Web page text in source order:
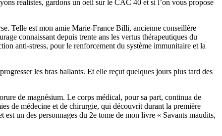
réalistes, gardons un oeil sur le CAC 40 et si l’on vous propose
Telle est mon amie Marie-France Billi, ancienne conseillère
connaissant depuis trente ans les vertus thérapeutiques du
anti-stress, pour le renforcement du système immunitaire et la
les bras ballants. Et elle reçut quelques jours plus tard des
de magnésium. Le corps médical, pour sa part, continua de
de médecine et de chirurgie, qui découvrit durant la première
un des personnages du 2e tome de mon livre « Savants maudits,